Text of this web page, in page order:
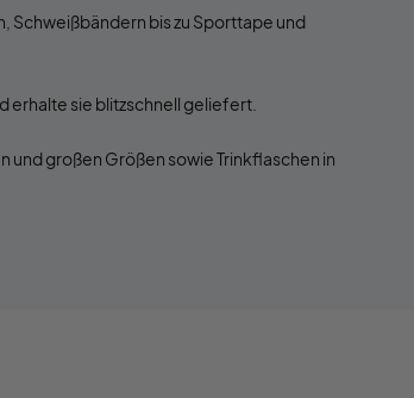
Schweißbändern bis zu Sporttape und
erhalte sie blitzschnell geliefert.
und großen Größen sowie Trinkflaschen in